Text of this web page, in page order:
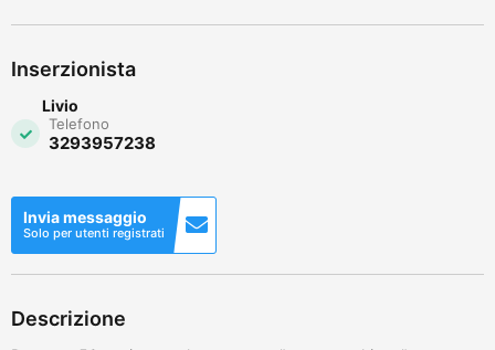
Inserzionista
Livio
Telefono
3293957238
Invia messaggio
Solo per utenti registrati
Descrizione